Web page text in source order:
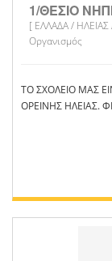
1/ΘΕΣΙΟ
[ ΕΛΛΑΔΑ / ΗΛΕΙΑΣ
Οργανισμός
ΤΟ ΣΧΟΛΕΙΟ ΜΑΣ
ΟΡΕΙΝΗΣ ΗΛΕΙΑΣ.